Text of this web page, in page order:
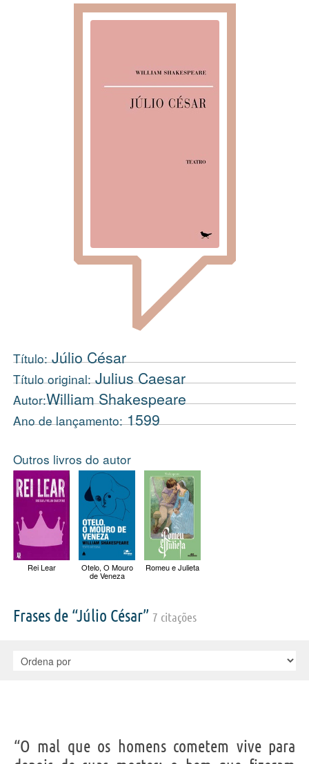
Título:Júlio César
Título original:Julius Caesar
Autor:William Shakespeare
Ano de lançamento:1599
Outros livros do autor
Rei Lear Otelo, O Mouro
de Veneza
Romeu e Julieta
Frases de “Júlio César” 7 citações
“O mal que os homens cometem vive para